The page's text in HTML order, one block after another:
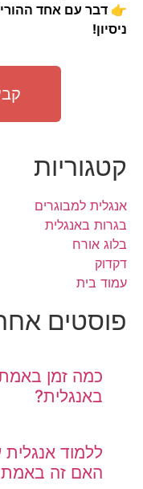
👉 דבר עם אחד
ניסיון!
קטגוריות
אנגלית למבוגרים
בגרות באנגלית
בלוג אורח
דקדוק
עמוד בית
פוסטים
כמה זמן
באנגלית?
האם זה